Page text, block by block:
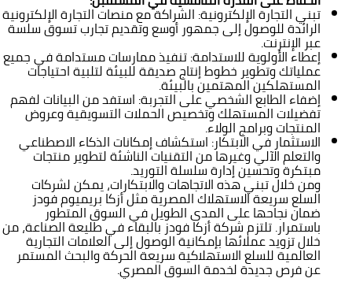
تبني التجارة الإلكترونية: الشراكة مع منصات التجارة الإلكترونية
الرائدة للوصول إلى جمهور أوسع وتقديم تجارب تسوق سلسة
عبر الإنترنت.
إعطاء الأولوية للاستدامة: تنفيذ ممارسات مستدامة في جميع
عملياتك وتطوير خطوط إنتاج صديقة للبيئة لتلبية احتياجات
المستهلكين المهتمين بالبيئة.
إضفاء الطابع الشخصي على التجربة: استفد من البيانات لفهم
تفضيلات المستهلك وتخصيص الحملات التسويقية وعروض
المنتجات وبرامج الولاء.
الاستثمار في الابتكار: استكشاف إمكانات الذكاء الاصطناعي
والتعلم الآلي وغيرها من التقنيات الناشئة لتطوير منتجات
مبتكرة وتحسين إدارة سلسلة التوريد.
ومن خلال تبني هذه الاتجاهات والابتكارات، يمكن لشركات
السلع سريعة الاستهلاك المصرية مثل أزكا بريميوم فودز
ضمان نجاحها على المدى الطويل في السوق المتطور
باستمرار. تلتزم شركة أزكا فودز بالبقاء في طليعة الصناعة، من
خلال تزويد عملائها بإمكانية الوصول إلى العلامات التجارية
العالمية للسلع الاستهلاكية سريعة الحركة والبحث المستمر
عن فرص جديدة لخدمة السوق المصري.